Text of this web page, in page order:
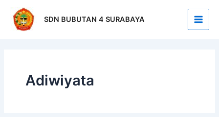
content
SDN BUBUTAN 4 SURABAYA
Main
Adiwiyata
pagination